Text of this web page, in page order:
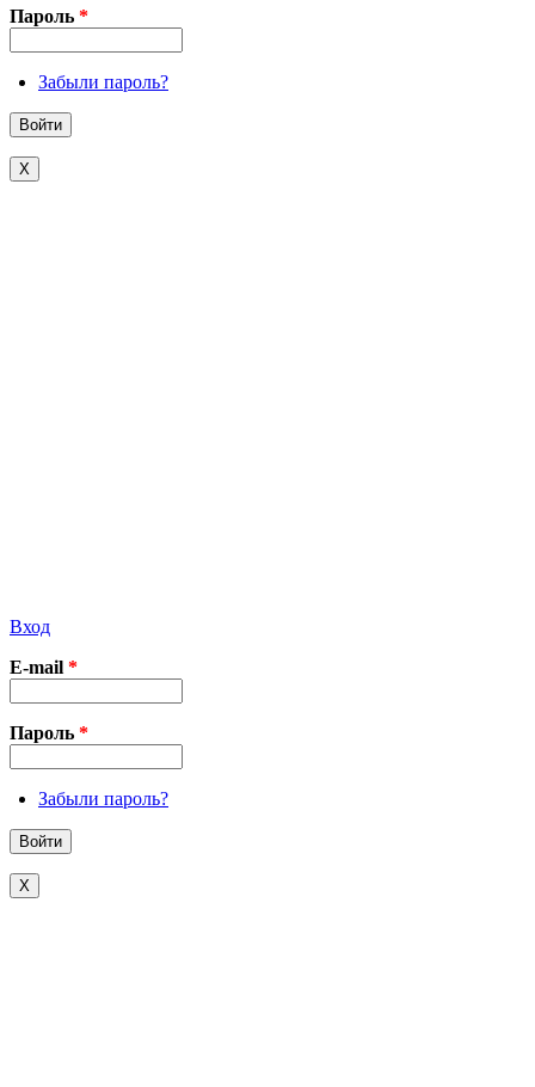
X
Пароль *
Забыли пароль?
X
Вход
E-mail *
Пароль *
Забыли пароль?
X